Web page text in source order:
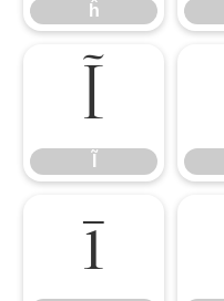
ĥ
Ĩ
ī